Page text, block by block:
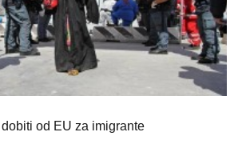
od EU za imigrante